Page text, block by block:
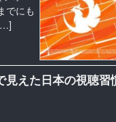
でにも
見えた日本の視聴習